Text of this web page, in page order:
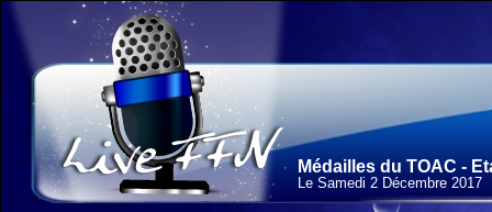
Médailles du TOAC -
Le Samedi 2 Décembre 2017